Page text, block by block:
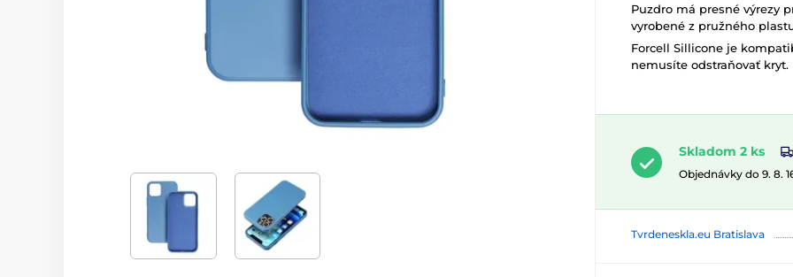
Puzdro má presné výrezy
vyrobené z pružného
Forcell Sillicone je
nemusíte odstraňovať kryt.
Skladom 2 ks
Objednávky do 9. 8.
Tvrdeneskla.eu Bratislava